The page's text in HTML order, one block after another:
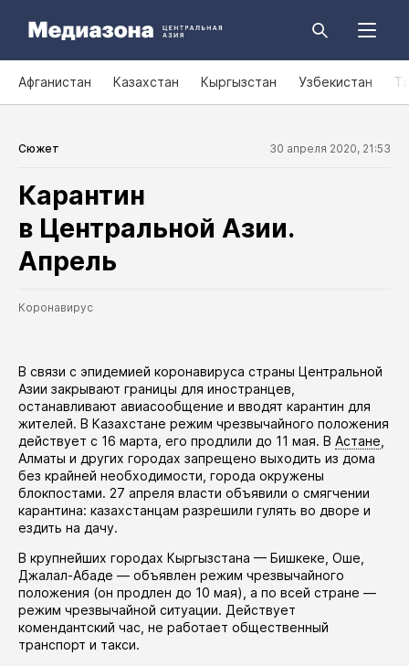
Афганистан Казахстан Кыргызстан Узбекистан
Сюжет 30 апреля 2020, 21:53
Карантин
в Центральной Азии.
Апрель
Коронавирус
В связи с эпидемией коронавируса страны Центральной
Азии закрывают границы для иностранцев,
останавливают авиасообщение и вводят карантин для
жителей. В Казахстане режим чрезвычайного положения
действует с 16 марта, его продлили до 11 мая. В Астане
Алматы и других городах запрещено выходить из дома
без крайней необходимости, города окружены
блокпостами. 27 апреля власти объявили о смягчении
карантина: казахстанцам разрешили гулять во дворе и
ездить на дачу.
В крупнейших городах Кыргызстана — Бишкеке, Оше,
Джалал-Абаде — объявлен режим чрезвычайного
положения (он продлен до 10 мая), а по всей стране —
режим чрезвычайной ситуации. Действует
комендантский час, не работает общественный
транспорт и такси.